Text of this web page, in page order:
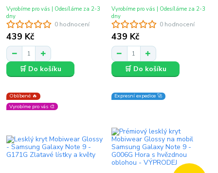
0 hodnocení
439 Kč
Vyrobíme pro vás | Odesíláme za 2-3
dny
🛒 Do košíku
0 hodnocení
439 Kč
Vyrobíme pro vás | Odesíláme za 2-3
dny
🛒 Do košíku
Oblíbené 🔥
Vyrobíme pro vás 🎨
Expresní expedice 🚀